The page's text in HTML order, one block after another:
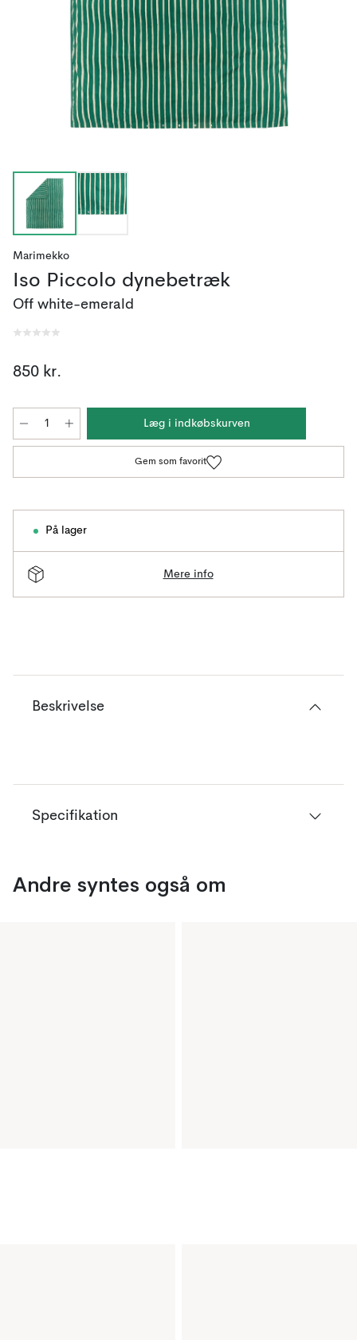
Marimekko
Iso Piccolo dynebetræk
Off white-emerald
850 kr.
Læg i indkøbskurven
Gem som favorit
På lager
Mere info
Beskrivelse
Specifikation
Andre syntes også om